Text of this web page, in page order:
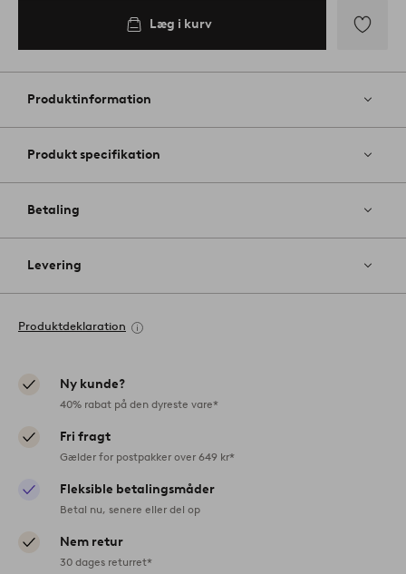
Læg i kurv
til
Produktinformation
Produkt specifikation
Betaling
Levering
Produktdeklaration
Ny kunde?
40% rabat på den dyreste vare*
Fri fragt
Gælder for postpakker over 649 kr*
Fleksible betalingsmåder
Betal nu, senere eller del op
Nem retur
30 dages returret*